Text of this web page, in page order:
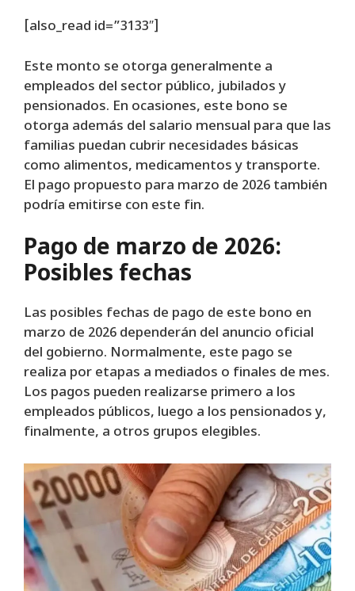
[also_read id=”3133″]
Este monto se otorga generalmente a
empleados del sector público, jubilados y
pensionados. En ocasiones, este bono se
otorga además del salario mensual para que las
familias puedan cubrir necesidades básicas
como alimentos, medicamentos y transporte.
El pago propuesto para marzo de 2026 también
podría emitirse con este fin.
Pago de marzo de 2026:
Posibles fechas
Las posibles fechas de pago de este bono en
marzo de 2026 dependerán del anuncio oficial
del gobierno. Normalmente, este pago se
realiza por etapas a mediados o finales de mes.
Los pagos pueden realizarse primero a los
empleados públicos, luego a los pensionados y,
finalmente, a otros grupos elegibles.